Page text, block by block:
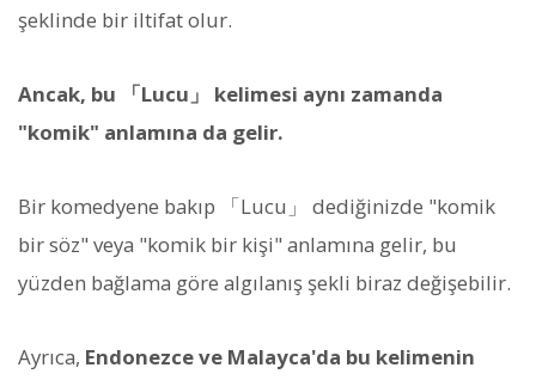
şeklinde bir iltifat olur.
Ancak, bu 「Lucu」 kelimesi aynı zamanda
"komik" anlamına da gelir.
Bir komedyene bakıp 「Lucu」 dediğinizde "komik
bir söz" veya "komik bir kişi" anlamına gelir, bu
yüzden bağlama göre algılanış şekli biraz değişebilir.
Ayrıca, Endonezce ve Malayca'da bu kelimenin